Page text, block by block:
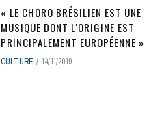
« LE CHORO BRÉSILIEN EST UNE
MUSIQUE DONT L'ORIGINE EST
PRINCIPALEMENT EUROPÉENNE »
CULTURE 14/11/2019